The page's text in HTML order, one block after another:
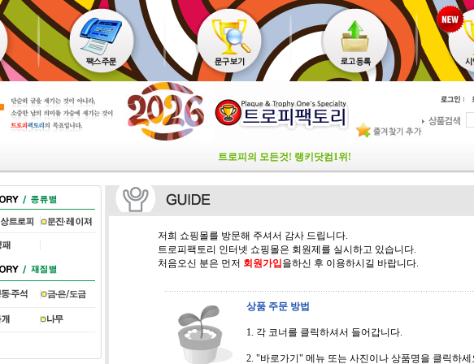
트로피의 모든것! 랭키닷컴1위!
저희 쇼핑몰를 방문해 주셔서 감사 드립니다.
트로피팩토리 인터넷 쇼핑몰은 회원제를 실시하고 있습니다.
처음오신 분은 먼저 회원가입 을하신 후 이용하시길 바랍니다.
상품 주문 방법
1. 각 코너를 클릭하셔서 들어갑니다.
2. "바로가기" 메뉴 또는 사진이나 상품명을 클릭하세